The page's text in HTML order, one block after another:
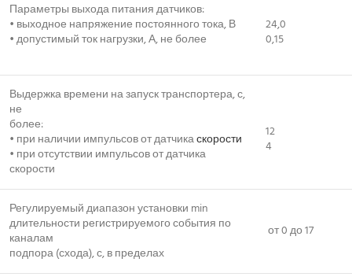
Параметры выхода питания датчиков:
• выходное напряжение постоянного тока, В
• допустимый ток нагрузки, А, не более
24,0
0,15
Выдержка времени на запуск транспортера, с,
не
более:
• при наличии импульсов от датчикаскорости
• при отсутствии импульсов от датчика
скорости
12
4
Регулируемый диапазон установки min
длительности регистрируемого события по
каналам
подпора (схода), с, в пределах
от 0 до 17